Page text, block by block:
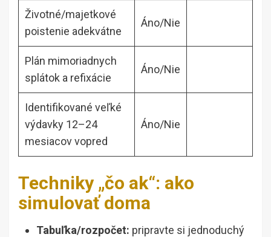
Životné/majetkové
poistenie adekvátne
Áno/Nie
Plán mimoriadnych
splátok a refixácie
Áno/Nie
Identifikované veľké
výdavky 12–24
mesiacov vopred
Áno/Nie
Techniky „čo ak“: ako
simulovať doma
Tabuľka/rozpočet: pripravte si jednoduchý